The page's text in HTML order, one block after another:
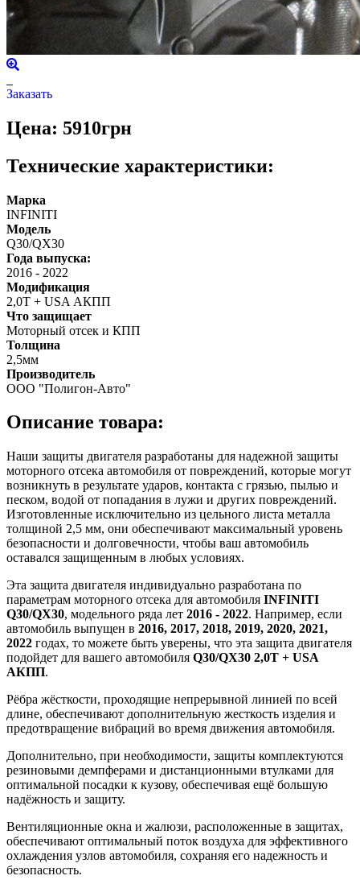
Заказать
Цена: 5910грн
Технические характеристики:
Марка
INFINITI
Модель
Q30/QX30
Года выпуска:
2016 - 2022
Модификация
2,0Т + USA АКПП
Что защищает
Моторный отсек и КПП
Толщина
2,5мм
Производитель
ООО "Полигон-Авто"
Описание товара:
Наши защиты двигателя разработаны для надежной защиты
моторного отсека автомобиля от повреждений, которые могут
возникнуть в результате ударов, контакта с грязью, пылью и
песком, водой от попадания в лужи и других повреждений.
Изготовленные исключительно из цельного листа металла
толщиной 2,5 мм, они обеспечивают максимальный уровень
безопасности и долговечности, чтобы ваш автомобиль
оставался защищенным в любых условиях.
Эта защита двигателя индивидуально разработана по
параметрам моторного отсека для автомобиля INFINITI
Q30/QX30, модельного ряда лет 2016 - 2022. Например, если
автомобиль выпущен в 2016, 2017, 2018, 2019, 2020, 2021,
2022 годах, то можете быть уверены, что эта защита двигателя
подойдет для вашего автомобиля Q30/QX30 2,0Т + USA
АКПП.
Рёбра жёсткости, проходящие непрерывной линией по всей
длине, обеспечивают дополнительную жесткость изделия и
предотвращение вибраций во время движения автомобиля.
Дополнительно, при необходимости, защиты комплектуются
резиновыми демпферами и дистанционными втулками для
оптимальной посадки к кузову, обеспечивая ещё большую
надёжность и защиту.
Вентиляционные окна и жалюзи, расположенные в защитах,
обеспечивают оптимальный поток воздуха для эффективного
охлаждения узлов автомобиля, сохраняя его надежность и
безопасность.